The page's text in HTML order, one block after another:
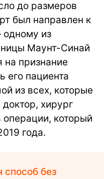
до размеров
был направлен к
из
Маунт-Синай
признание
его пациента
из всех, которые
хирург
операции, который
года.
способ без